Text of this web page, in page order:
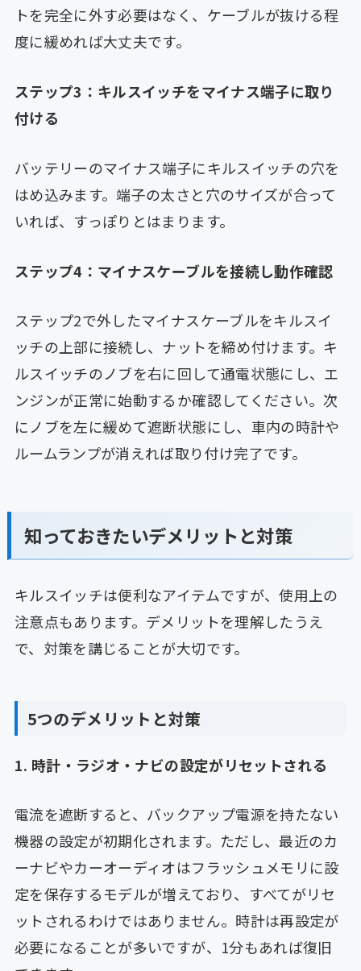
トを完全に外す必要はなく、ケーブルが抜ける程
度に緩めれば大丈夫です。
ステップ3：キルスイッチをマイナス端子に取り
付ける
バッテリーのマイナス端子にキルスイッチの穴を
はめ込みます。端子の太さと穴のサイズが合って
いれば、すっぽりとはまります。
ステップ4：マイナスケーブルを接続し動作確認
ステップ2で外したマイナスケーブルをキルスイ
ッチの上部に接続し、ナットを締め付けます。キ
ルスイッチのノブを右に回して通電状態にし、エ
ンジンが正常に始動するか確認してください。次
にノブを左に緩めて遮断状態にし、車内の時計や
ルームランプが消えれば取り付け完了です。
知っておきたいデメリットと対策
キルスイッチは便利なアイテムですが、使用上の
注意点もあります。デメリットを理解したうえ
で、対策を講じることが大切です。
5つのデメリットと対策
1. 時計・ラジオ・ナビの設定がリセットされる
電流を遮断すると、バックアップ電源を持たない
機器の設定が初期化されます。ただし、最近のカ
ーナビやカーオーディオはフラッシュメモリに設
定を保存するモデルが増えており、すべてがリセ
ットされるわけではありません。時計は再設定が
必要になることが多いですが、1分もあれば復旧